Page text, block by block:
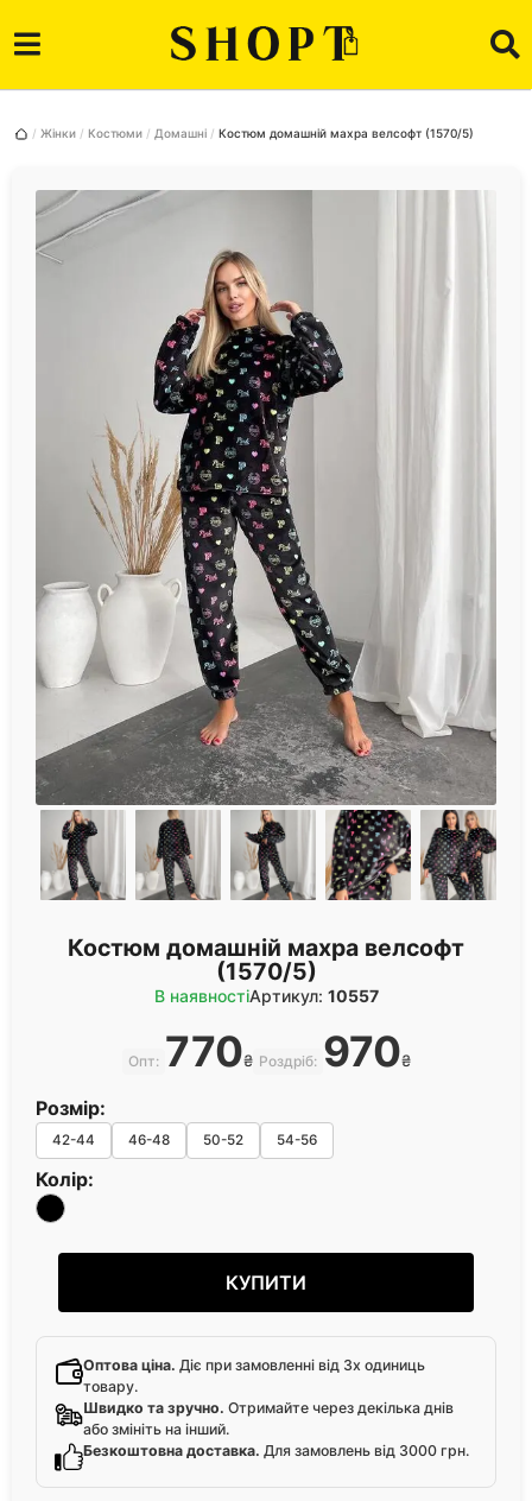
Жінки Костюми Домашні Костюм домашній махра велсофт (1570/5)
Костюм домашній махра велсофт
(1570/5)
В наявностіАртикул: 10557
Опт: 770₴ Роздріб: 970₴
Розмір:
42-44 46-48 50-52 54-56
Колір:
КУПИТИ
Оптова ціна. Діє при замовленні від 3х одиниць
товару.
Швидко та зручно. Отримайте через декілька днів
або змініть на інший.
Безкоштовна доставка. Для замовлень від 3000 грн.